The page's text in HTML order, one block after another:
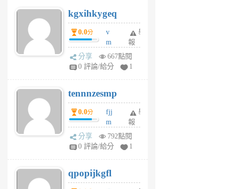
6
個
月
前
kgxihkygeq
0.0分
v
m
sg
sr
6
個
月
前
舉
報
分享
667點閱
0 評論/給分
1
tennnzesmp
0.0分
fjj
m
w
rs
6
個
舉
報
分享
792點閱
0 評論/給分
1
qpopijkgfl